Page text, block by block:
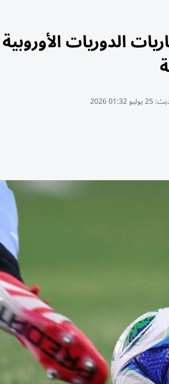
الدوريات
25 يوليو 01:32 2026